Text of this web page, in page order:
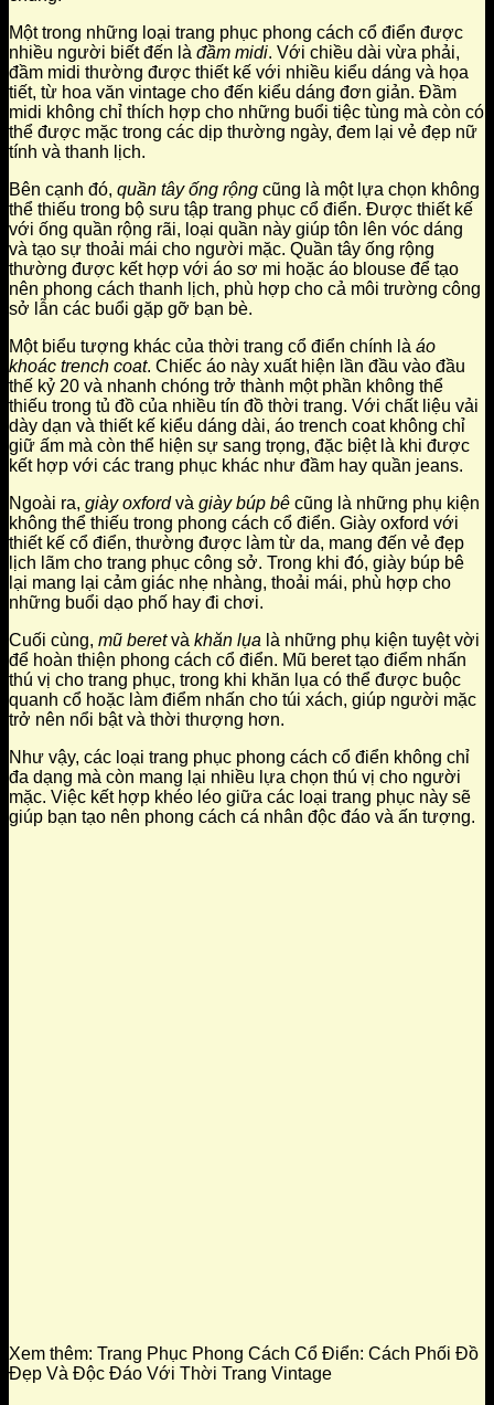
Một trong những loại trang phục phong cách cổ điển được
nhiều người biết đến là đầm midi. Với chiều dài vừa phải,
đầm midi thường được thiết kế với nhiều kiểu dáng và họa
tiết, từ hoa văn vintage cho đến kiểu dáng đơn giản. Đầm
midi không chỉ thích hợp cho những buổi tiệc tùng mà còn có
thể được mặc trong các dịp thường ngày, đem lại vẻ đẹp nữ
tính và thanh lịch.
Bên cạnh đó, quần tây ống rộng cũng là một lựa chọn không
thể thiếu trong bộ sưu tập trang phục cổ điển. Được thiết kế
với ống quần rộng rãi, loại quần này giúp tôn lên vóc dáng
và tạo sự thoải mái cho người mặc. Quần tây ống rộng
thường được kết hợp với áo sơ mi hoặc áo blouse để tạo
nên phong cách thanh lịch, phù hợp cho cả môi trường công
sở lẫn các buổi gặp gỡ bạn bè.
Một biểu tượng khác của thời trang cổ điển chính là áo
khoác trench coat. Chiếc áo này xuất hiện lần đầu vào đầu
thế kỷ 20 và nhanh chóng trở thành một phần không thể
thiếu trong tủ đồ của nhiều tín đồ thời trang. Với chất liệu vải
dày dạn và thiết kế kiểu dáng dài, áo trench coat không chỉ
giữ ấm mà còn thể hiện sự sang trọng, đặc biệt là khi được
kết hợp với các trang phục khác như đầm hay quần jeans.
Ngoài ra, giày oxfordvà giày búp bê cũng là những phụ kiện
không thể thiếu trong phong cách cổ điển. Giày oxford với
thiết kế cổ điển, thường được làm từ da, mang đến vẻ đẹp
lịch lãm cho trang phục công sở. Trong khi đó, giày búp bê
lại mang lại cảm giác nhẹ nhàng, thoải mái, phù hợp cho
những buổi dạo phố hay đi chơi.
Cuối cùng, mũ beretvà khăn lụa là những phụ kiện tuyệt vời
để hoàn thiện phong cách cổ điển. Mũ beret tạo điểm nhấn
thú vị cho trang phục, trong khi khăn lụa có thể được buộc
quanh cổ hoặc làm điểm nhấn cho túi xách, giúp người mặc
trở nên nổi bật và thời thượng hơn.
Như vậy, các loại trang phục phong cách cổ điển không chỉ
đa dạng mà còn mang lại nhiều lựa chọn thú vị cho người
mặc. Việc kết hợp khéo léo giữa các loại trang phục này sẽ
giúp bạn tạo nên phong cách cá nhân độc đáo và ấn tượng.
Xem thêm: Trang Phục Phong Cách Cổ Điển: Cách Phối Đồ
Đẹp Và Độc Đáo Với Thời Trang Vintage